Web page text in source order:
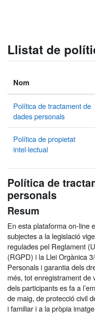
Llistat de
Nom
Política de tractament de
dades personals
Política de propietat
intel·lectual
Política de
personals
Resum
En esta plataforma on-line
subjectes a la legislació
regulades pel Reglament
(RGPD) i la Llei Orgànica
Personals i garantia dels
més, tot enregistrament de
dels participants es fa a
de maig, de protecció civil
i familiar i a la pròpia